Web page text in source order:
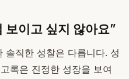
보이고 싶지 않아요”
솔직한 성찰은 다릅니다. 성
록은 진정한 성장을 보여